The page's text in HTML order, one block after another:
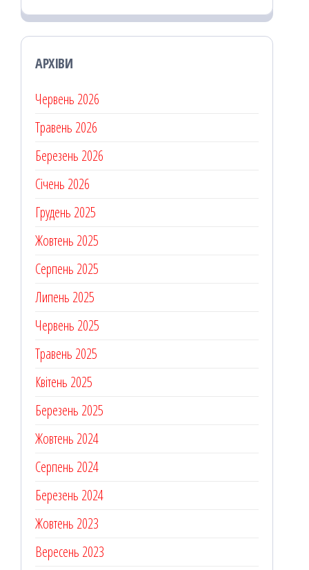
АРХІВИ
Червень 2026
Травень 2026
Березень 2026
Січень 2026
Грудень 2025
Жовтень 2025
Серпень 2025
Липень 2025
Червень 2025
Травень 2025
Квітень 2025
Березень 2025
Жовтень 2024
Серпень 2024
Березень 2024
Жовтень 2023
Вересень 2023